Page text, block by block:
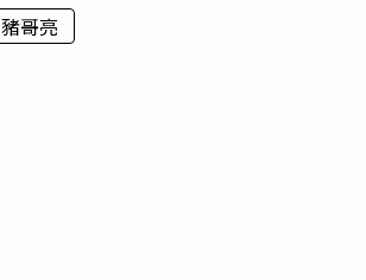
豬哥亮